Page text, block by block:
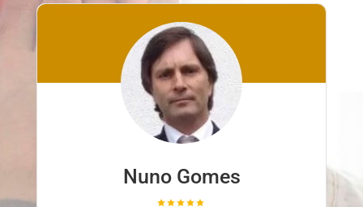
Nuno Gomes